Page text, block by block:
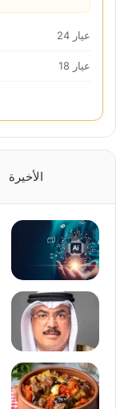
عيار 24
عيار 18
الأخيرة